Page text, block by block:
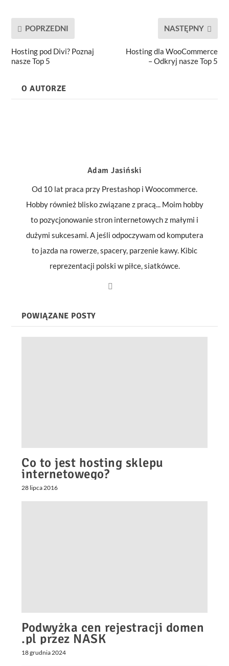
POPRZEDNI
Hosting pod Divi? Poznaj
nasze Top 5
NASTĘPNY
Hosting dla WooCommerce
– Odkryj nasze Top 5
O AUTORZE
Adam Jasiński
Od 10 lat praca przy Prestashop i Woocommerce.
Hobby również blisko związane z pracą... Moim hobby
to pozycjonowanie stron internetowych z małymi i
dużymi sukcesami. A jeśli odpoczywam od komputera
to jazda na rowerze, spacery, parzenie kawy. Kibic
reprezentacji polski w piłce, siatkówce.
POWIĄZANE POSTY
Co to jest hosting sklepu
internetowego?
28 lipca 2016
Podwyżka cen rejestracji domen
.pl przez NASK
18 grudnia 2024